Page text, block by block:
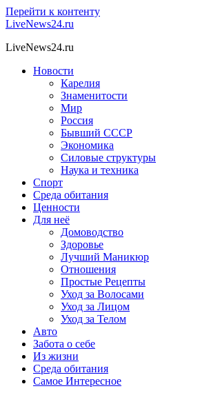
Перейти к контенту
LiveNews24.ru
LiveNews24.ru
Новости
Карелия
Знаменитости
Мир
Россия
Бывший СССР
Экономика
Силовые структуры
Наука и техника
Спорт
Среда обитания
Ценности
Для неё
Домоводство
Здоровье
Лучший Маникюр
Отношения
Простые Рецепты
Уход за Волосами
Уход за Лицом
Уход за Телом
Авто
Забота о себе
Из жизни
Среда обитания
Самое Интересное